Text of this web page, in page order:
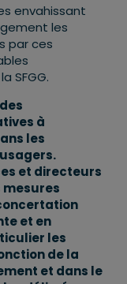
envahissant
les
par ces
SFGG.
à
les
et directeurs
mesures
et en
les
de la
et dans le